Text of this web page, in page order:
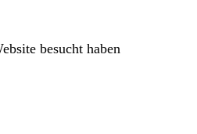
besucht haben